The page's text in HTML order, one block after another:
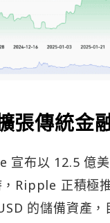
張傳統金
宣布以 12.5 億
Ripple 正積極
的儲備資產，